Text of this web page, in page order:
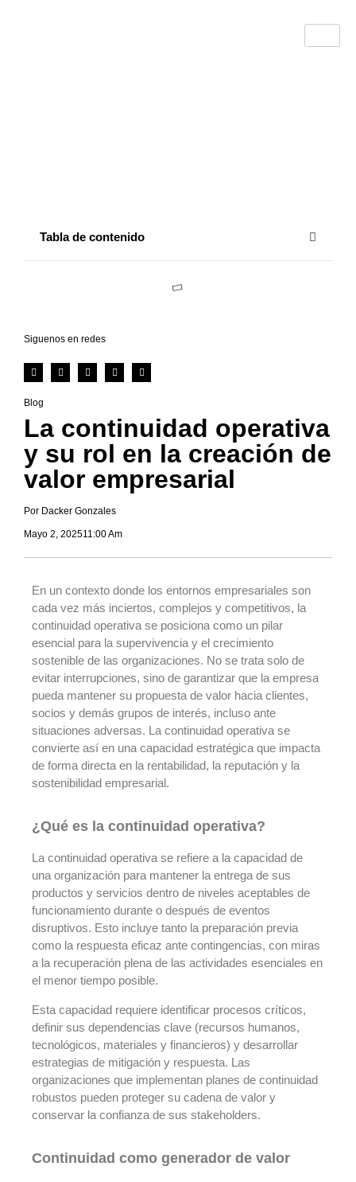
Tabla de contenido
Siguenos en redes
Blog
La continuidad operativa
y su rol en la creación de
valor empresarial
Por Dacker Gonzales
Mayo 2, 202511:00 Am
En un contexto donde los entornos empresariales son
cada vez más inciertos, complejos y competitivos, la
continuidad operativa se posiciona como un pilar
esencial para la supervivencia y el crecimiento
sostenible de las organizaciones. No se trata solo de
evitar interrupciones, sino de garantizar que la empresa
pueda mantener su propuesta de valor hacia clientes,
socios y demás grupos de interés, incluso ante
situaciones adversas. La continuidad operativa se
convierte así en una capacidad estratégica que impacta
de forma directa en la rentabilidad, la reputación y la
sostenibilidad empresarial.
¿Qué es la continuidad operativa?
La continuidad operativa se refiere a la capacidad de
una organización para mantener la entrega de sus
productos y servicios dentro de niveles aceptables de
funcionamiento durante o después de eventos
disruptivos. Esto incluye tanto la preparación previa
como la respuesta eficaz ante contingencias, con miras
a la recuperación plena de las actividades esenciales en
el menor tiempo posible.
Esta capacidad requiere identificar procesos críticos,
definir sus dependencias clave (recursos humanos,
tecnológicos, materiales y financieros) y desarrollar
estrategias de mitigación y respuesta. Las
organizaciones que implementan planes de continuidad
robustos pueden proteger su cadena de valor y
conservar la confianza de sus stakeholders.
Continuidad como generador de valor